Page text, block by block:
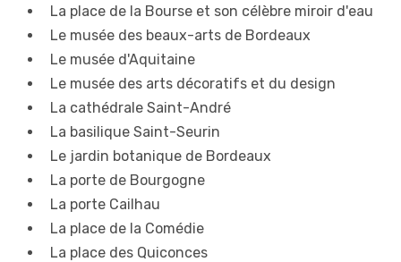
La place de la Bourse et son célèbre miroir d'eau
Le musée des beaux-arts de Bordeaux
Le musée d'Aquitaine
Le musée des arts décoratifs et du design
La cathédrale Saint-André
La basilique Saint-Seurin
Le jardin botanique de Bordeaux
La porte de Bourgogne
La porte Cailhau
La place de la Comédie
La place des Quiconces